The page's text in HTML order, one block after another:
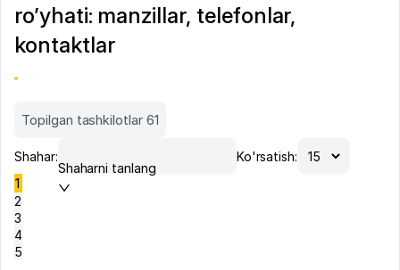
ro’yhati: manzillar, telefonlar,
kontaktlar
Topilgan tashkilotlar 61
Shahar:
Shaharni tanlang
Ko'rsatish:
1
2
3
4
5